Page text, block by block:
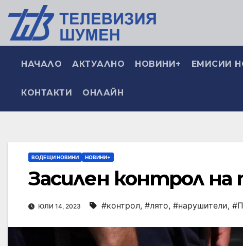
НАЧАЛО АКТУАЛНО НОВИНИ+ ЕМИСИИ
КОНТАКТИ ОНЛАЙН
ВОДЕЩИ НОВИНИ НОВИНИ+
Засилен контрол на
ЮЛИ 14, 2023 #контрол, #лято, #нарушители,